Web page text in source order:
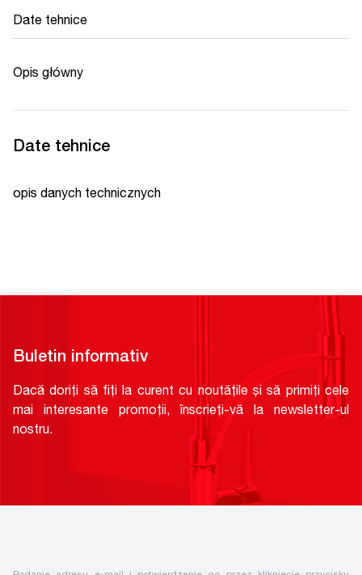
Date tehnice
Opis główny
Date tehnice
opis danych technicznych
Buletin informativ
Dacă doriți să fiți la curent cu noutățile și să primiți cele
mai interesante promoții, înscrieți-vă la newsletter-ul
nostru.